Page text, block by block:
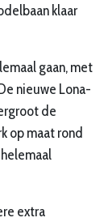
klaar
gaan, met
nieuwe Lona-
de
op maat rond
extra